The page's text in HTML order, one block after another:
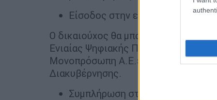
Είσοδος στην εφαρμογή του
Ο δικαιούχος θα μπαίνει με τους
Ενιαίας Ψηφιακής Πύλης (gov.gr) που
Μονοπρόσωπη Α.Ε.» (ΚτΠ),
Διακυβέρνησης.
Συμπλήρωση στοιχείων και